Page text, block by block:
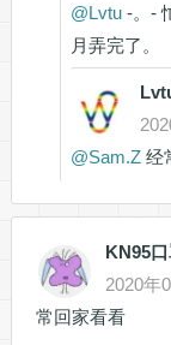
@Lvtu-。-
月弄完了。
@Sam.Z经
KN95
2020年
常回家看看